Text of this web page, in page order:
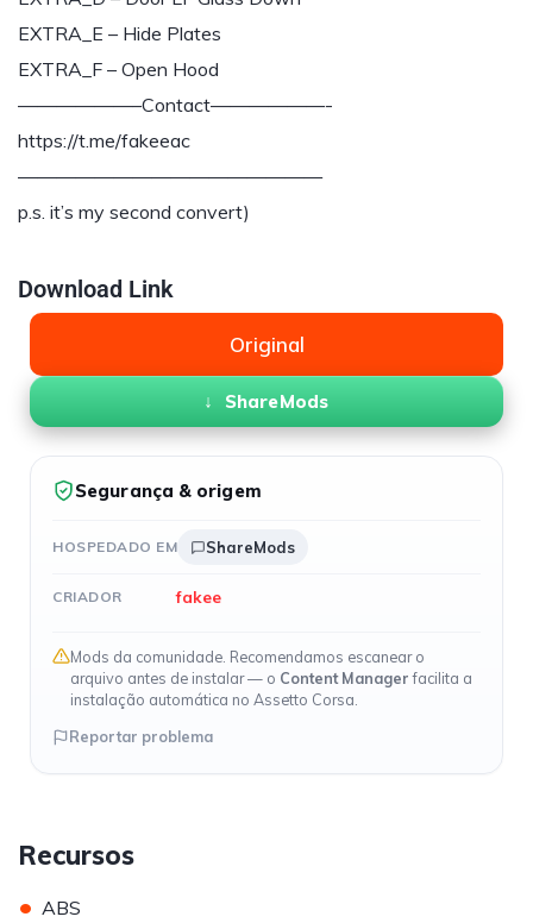
EXTRA_E – Hide Plates
EXTRA_F – Open Hood
——————–Contact——————-
https://t.me/fakeeac
————————————————
p.s. it’s my second convert)
Download Link
Original
ShareMods
Segurança & origem
HOSPEDADO EM ShareMods
CRIADOR fakee
Mods da comunidade. Recomendamos escanear o
arquivo antes de instalar — o Content Managerfacilita a
instalação automática no Assetto Corsa.
Reportar problema
Recursos
• ABS